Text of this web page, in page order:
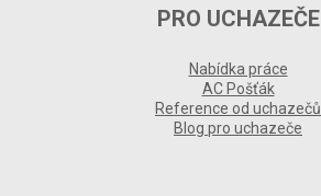
PRO UCHAZEČE
Nabídka práce
AC Pošťák
Reference od uchazečů
Blog pro uchazeče